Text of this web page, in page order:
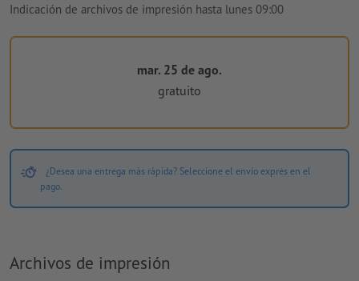
Indicación de archivos de impresión hasta lunes 09:00
mar. 25 de ago.
gratuito
¿Desea una entrega más rápida? Seleccione el envío exprés en el
pago.
Archivos de impresión